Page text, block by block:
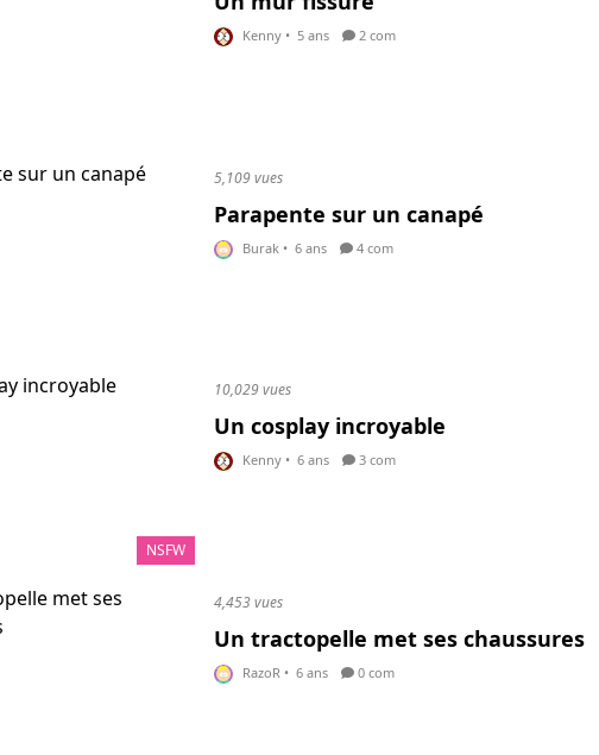
Kenny • 5 ans 2 com
5,109 vues
Parapente sur un canapé
Burak • 6 ans 4 com
NSFW
10,029 vues
Un cosplay incroyable
Kenny • 6 ans 3 com
4,453 vues
Un tractopelle met ses chaussures
RazoR • 6 ans 0 com